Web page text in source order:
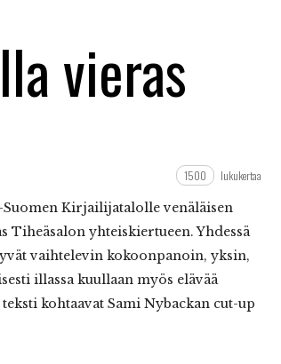
vieras
1500 lukukertaa
Suomen Kirjailijatalolle venäläisen
yhteiskiertueen. Yhdessä
vaihtelevin kokoonpanoin, yksin,
illassa kuullaan myös elävää
kohtaavat Sami Nybackan cut-up